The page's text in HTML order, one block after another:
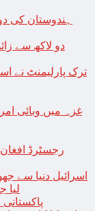
ہندوستان کی
دو لاکھ سے
ترک پارلیمنٹ نے
غزہ میں وبائی
رجسٹرڈ
اسرائیل دنیا سے
لیا